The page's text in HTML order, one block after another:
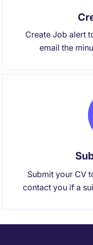
Create Job alert
email the
Submit your CV
contact you if a